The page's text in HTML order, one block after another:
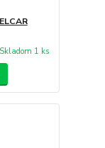
Skladom 1 ks